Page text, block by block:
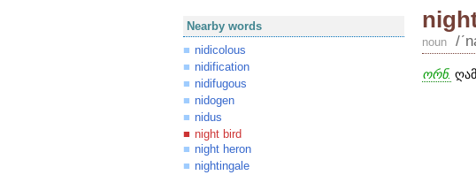
Nearby words
nidicolous
nidification
nidifugous
nidogen
nidus
night bird
night heron
nightingale
noun /
ორნ.